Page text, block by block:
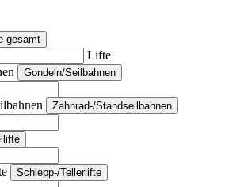
gesamt
Lifte
Gondeln/Seilbahnen
Zahnrad-/Standseilbahnen
Schlepp-/Tellerlifte